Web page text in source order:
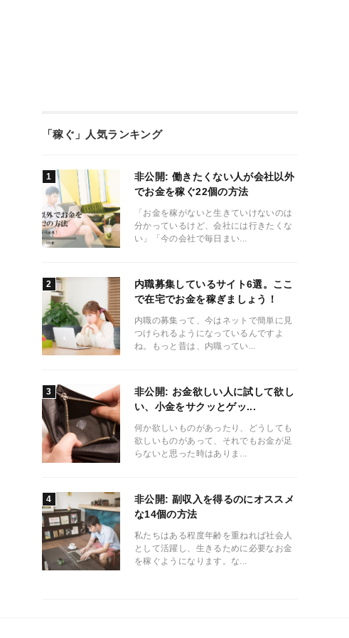
「稼ぐ」人気ランキング
非公開: 働きたくない人が会社以外
でお金を稼ぐ22個の方法
「お金を稼がないと生きていけないのは
分かっているけど、会社には行きたくな
い」「今の会社で毎日まい...
内職募集しているサイト6選。ここ
で在宅でお金を稼ぎましょう！
内職の募集って、今はネットで簡単に見
つけられるようになっているんですよ
ね。もっと昔は、内職ってい...
非公開: お金欲しい人に試して欲し
い、小金をサクッとゲッ...
何か欲しいものがあったり、どうしても
欲しいものがあって、それでもお金が足
らないと思った時はありま...
非公開: 副収入を得るのにオススメ
な14個の方法
私たちはある程度年齢を重ねれば社会人
として活躍し、生きるために必要なお金
を稼ぐようになります。な...